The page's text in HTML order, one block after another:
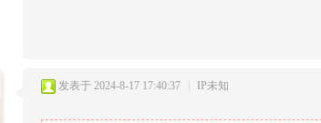
发表于 2024-8-17 17:40:37 IP未知